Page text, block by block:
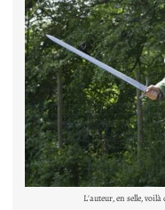
L'auteur, en selle, voilà